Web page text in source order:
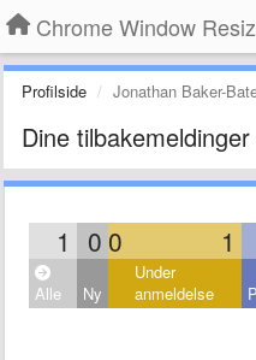
Chrome Window
Profilside Jonathan Baker-
Dine
1 0 0 1
Alle Ny
Under
anmeldelse